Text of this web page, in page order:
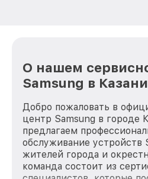
О нашем
Samsung в Казани
Добро пожаловать в
центр Samsung в городе
предлагаем
обслуживание устройств
жителей города и
команда состоит из